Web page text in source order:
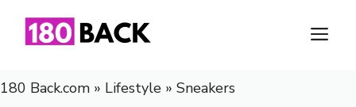
180 Back.com » Lifestyle » Sneakers